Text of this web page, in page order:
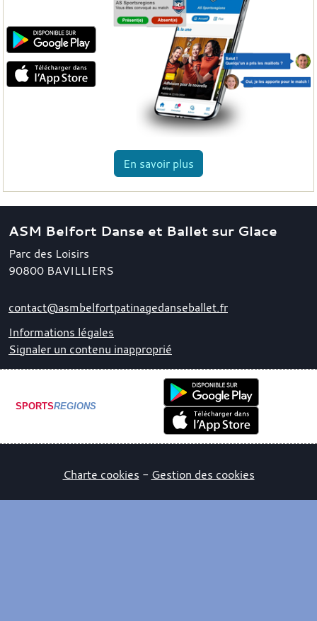
En savoir plus
ASM Belfort Danse et Ballet sur Glace
Parc des Loisirs
90800 BAVILLIERS
contact@asmbelfortpatinagedanseballet.fr
Informations légales
Signaler un contenu inapproprié
SPORTSREGIONS
Charte cookies Gestion des cookies